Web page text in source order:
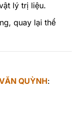
lý trị liệu.
quay lại thể
QUỲNH: